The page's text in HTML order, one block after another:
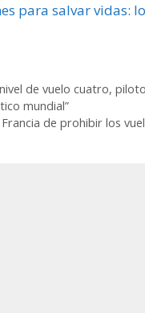
para salvar vidas:
nivel de vuelo cuatro,
mundial”
de prohibir los